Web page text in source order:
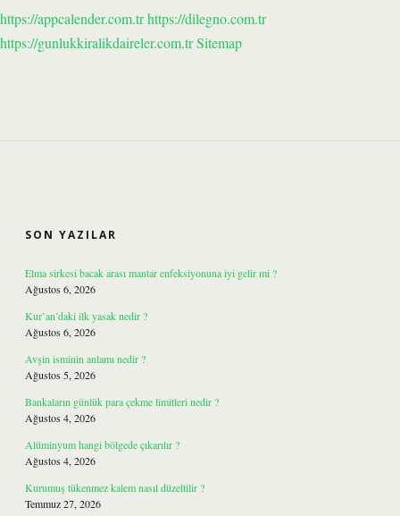
https://appcalender.com.trhttps://dilegno.com.tr
https://gunlukkiralikdaireler.com.trSitemap
SON YAZILAR
Elma sirkesi bacak arası mantar enfeksiyonuna iyi gelir mi ?
Ağustos 6, 2026
Kur’an’daki ilk yasak nedir ?
Ağustos 6, 2026
Avşin isminin anlamı nedir ?
Ağustos 5, 2026
Bankaların günlük para çekme limitleri nedir ?
Ağustos 4, 2026
Alüminyum hangi bölgede çıkarılır ?
Ağustos 4, 2026
Kurumuş tükenmez kalem nasıl düzeltilir ?
Temmuz 27, 2026